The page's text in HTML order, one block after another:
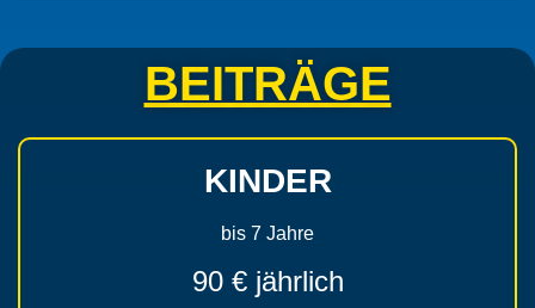
BEITRÄGE
KINDER
bis 7 Jahre
90 € jährlich